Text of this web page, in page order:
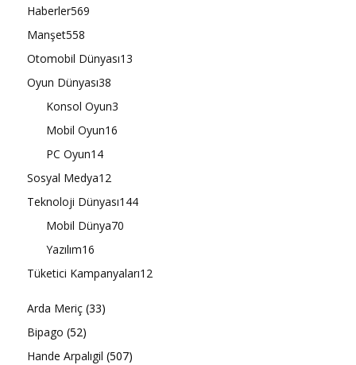
Haberler569
Manşet558
Otomobil Dünyası13
Oyun Dünyası38
Konsol Oyun3
Mobil Oyun16
PC Oyun14
Sosyal Medya12
Teknoloji Dünyası144
Mobil Dünya70
Yazılım16
Tüketici Kampanyaları12
Arda Meriç (33)
Bipago (52)
Hande Arpalıgil (507)